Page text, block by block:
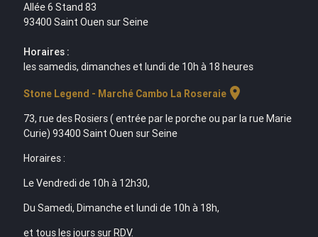
Allée 6 Stand 83
93400 Saint Ouen sur Seine
Horaires :
les samedis, dimanches et lundi de 10h à 18 heures
Stone Legend - Marché Cambo La Roseraielocation_on
73, rue des Rosiers ( entrée par le porche ou par la rue Marie
Curie) 93400 Saint Ouen sur Seine
Horaires :
Le Vendredi de 10h à 12h30,
Du Samedi, Dimanche et lundi de 10h à 18h,
et tous les jours sur RDV.